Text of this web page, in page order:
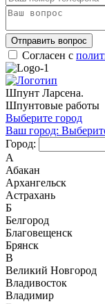
Отправить вопрос
Согласен с
Шпунт Ларсена.
Шпунтовые работы
Выберите город
Ваш город:
Город:
А
Абакан
Архангельск
Астрахань
Б
Белгород
Благовещенск
Брянск
В
Великий Новгород
Владивосток
Владимир